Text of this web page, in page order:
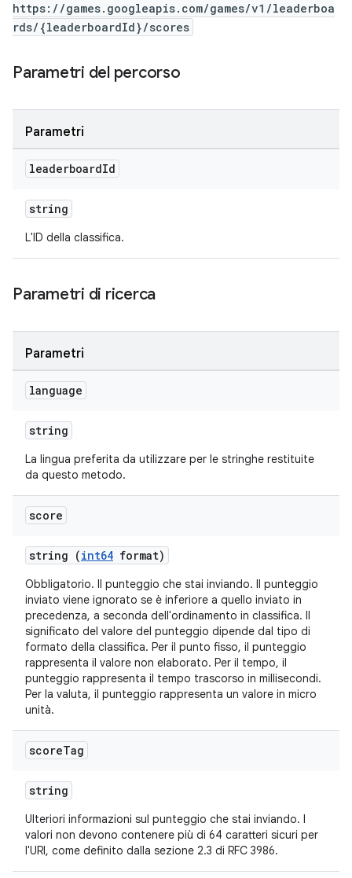
https://games.googleapis.com/games/v1/leaderboa
rds/{leaderboardId}/scores
Parametri del percorso
Parametri
leaderboardId
string
L'ID della classifica.
Parametri di ricerca
Parametri
language
string
La lingua preferita da utilizzare per le stringhe restituite
da questo metodo.
score
string (int64 format)
Obbligatorio. Il punteggio che stai inviando. Il punteggio
inviato viene ignorato se è inferiore a quello inviato in
precedenza, a seconda dell'ordinamento in classifica. Il
significato del valore del punteggio dipende dal tipo di
formato della classifica. Per il punto fisso, il punteggio
rappresenta il valore non elaborato. Per il tempo, il
punteggio rappresenta il tempo trascorso in millisecondi.
Per la valuta, il punteggio rappresenta un valore in micro
unità.
scoreTag
string
Ulteriori informazioni sul punteggio che stai inviando. I
valori non devono contenere più di 64 caratteri sicuri per
l'URI, come definito dalla sezione 2.3 di RFC 3986.